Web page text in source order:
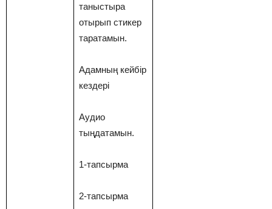
таныстыра
отырып стикер
таратамын.
Адамның кейбір
кездері
Аудио
тыңдатамын.
1-тапсырма
2-тапсырма